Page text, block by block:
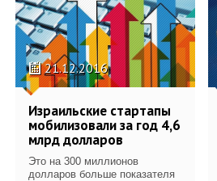
21.12.2016
Израильские стартапы
мобилизовали за год 4,6
млрд долларов
Это на 300 миллионов
долларов больше показателя